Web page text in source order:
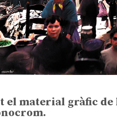
el material gràfic